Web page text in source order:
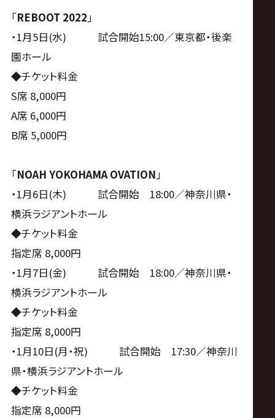
「REBOOT 2022」
・1月5日(水) 試合開始15:00／東京都・後楽
園ホール
◆チケット料金
S席 8,000円
A席 6,000円
B席 5,000円
「NOAH YOKOHAMA OVATION」
・1月6日(木) 試合開始 18:00／神奈川県・
横浜ラジアントホール
◆チケット料金
指定席 8,000円
・1月7日(金) 試合開始 18:00／神奈川県・
横浜ラジアントホール
◆チケット料金
指定席 8,000円
・1月10日(月・祝) 試合開始 17:30／神奈川
県・横浜ラジアントホール
◆チケット料金
指定席 8,000円